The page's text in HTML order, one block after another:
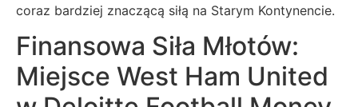
coraz bardziej znaczącą siłą na Starym Kontynencie.
Finansowa Siła Młotów:
Miejsce West Ham United